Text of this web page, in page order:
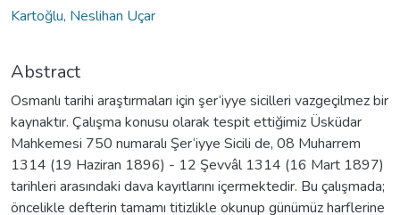
Kartoğlu, Neslihan Uçar
Abstract
Osmanlı tarihi araştırmaları için şer‘iyye sicilleri vazgeçilmez bir
kaynaktır. Çalışma konusu olarak tespit ettiğimiz Üsküdar
Mahkemesi 750 numaralı Şer‘iyye Sicili de, 08 Muharrem
1314 (19 Haziran 1896) - 12 Şevvâl 1314 (16 Mart 1897)
tarihleri arasındaki dava kayıtlarını içermektedir. Bu çalışmada;
öncelikle defterin tamamı titizlikle okunup günümüz harflerine